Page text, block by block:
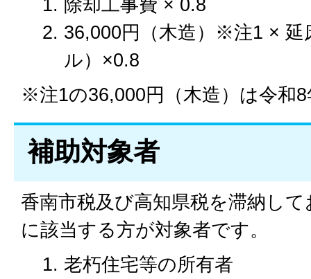
除却工事費 × 0.8
36,000円（木造）※注1 × 延
ル）×0.8
※注1の36,000円（木造）は令和
補助対象者
香南市税及び高知県税を滞納し
に該当する方が対象者です。
老朽住宅等の所有者